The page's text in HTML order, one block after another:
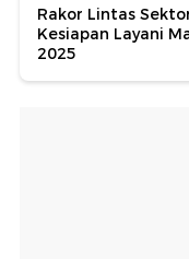
Rakor Lintas
Kesiapan Layani
2025